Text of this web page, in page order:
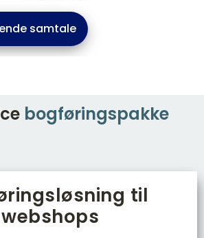
samtale
bogføringspakke
til
webshops